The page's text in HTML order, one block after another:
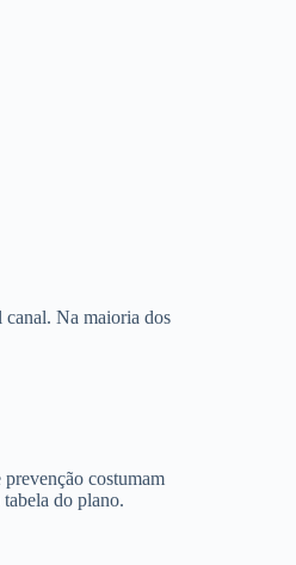
canal. Na maioria dos
costumam
do plano.